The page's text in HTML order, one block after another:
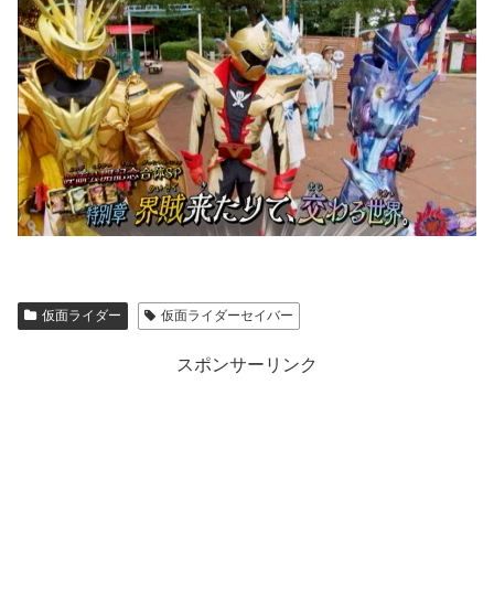
仮面ライダー 仮面ライダーセイバー
スポンサーリンク